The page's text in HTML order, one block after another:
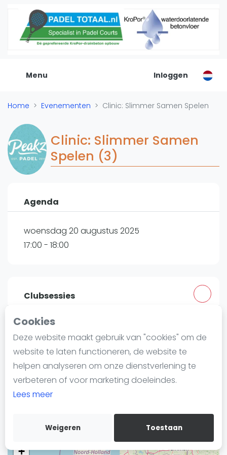
Cookies
Deze website maakt gebruik van "cookies" om de
website te laten functioneren, de website te
helpen analyseren om onze dienstverlening te
verbeteren of voor marketing doeleindes.
Lees meer
Weigeren Toestaan
Menu
De Padel Gids
Alle padel locaties
Organisatie
Banenbouwers
Overige categorien
Reserveringssystemen
Padelscholen
Toevoegen data
Padel
Nieuws
Blog artikelen
Overige
Informatie
Over ons
Contact
Adverteren
Insights
WhatsApp
Join WhatsApp Community
Inloggen
Home Evenementen Clinic: Slimmer Samen Spelen
Clinic: Slimmer Samen
Spelen (3)
Agenda
woensdag 20 augustus 2025
17:00 - 18:00
Clubsessies
Peakz Padel Eindhoven Vijfkamplaan |
Eindhoven
Vijfkamplaan 21
5624 EBEindhoven
Routebeschrijving
peakzpadel.nl
+